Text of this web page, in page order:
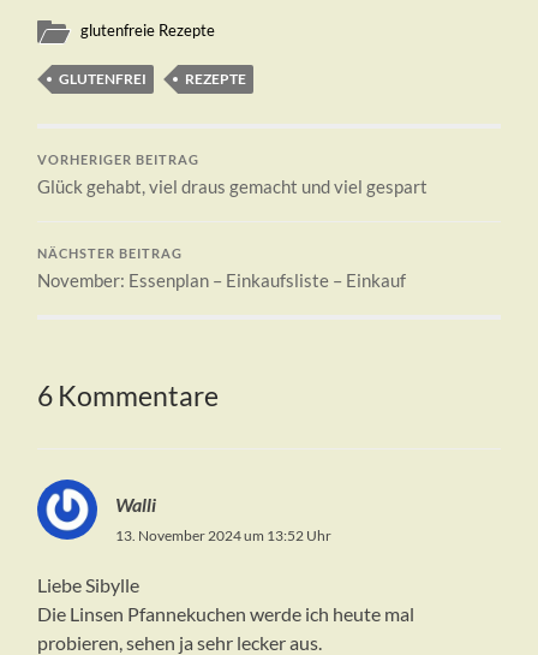
glutenfreie Rezepte
GLUTENFREI REZEPTE
VORHERIGER BEITRAG
Glück gehabt, viel draus gemacht und viel gespart
NÄCHSTER BEITRAG
November: Essenplan – Einkaufsliste – Einkauf
6 Kommentare
Walli
13. November 2024 um 13:52 Uhr
Liebe Sibylle
Die Linsen Pfannekuchen werde ich heute mal
probieren, sehen ja sehr lecker aus.